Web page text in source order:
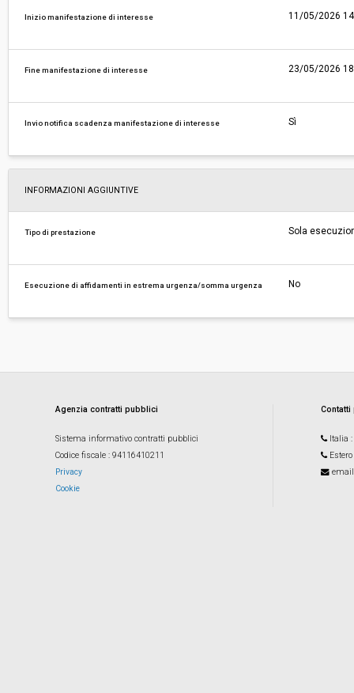
Inizio manifestazione di interesse 11/05/2026
Fine manifestazione di interesse 23/05/2026
Invio notifica scadenza manifestazione di interesse Sì
INFORMAZIONI AGGIUNTIVE
Tipo di prestazione Sola
Esecuzione di affidamenti in estrema urgenza/somma urgenza No
Agenzia contratti pubblici
Sistema informativo contratti pubblici
Codice fiscale : 94116410211
Privacy
Cookie
Italia
Estero
email